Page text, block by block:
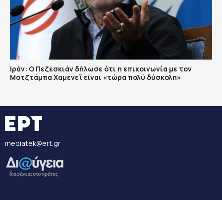
Ιράν: Ο Πεζεσκιάν δήλωσε ότι η επικοινωνία με τον
Μοτζτάμπα Χαμενεΐ είναι «τώρα πολύ δύσκολη»
mediatek@ert.gr